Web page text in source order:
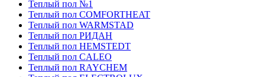
Теплый пол №1
Теплый пол COMFORTHEAT
Теплый пол WARMSTAD
Теплый пол РИДАН
Теплый пол HEMSTEDT
Теплый пол CALEO
Теплый пол RAYCHEM